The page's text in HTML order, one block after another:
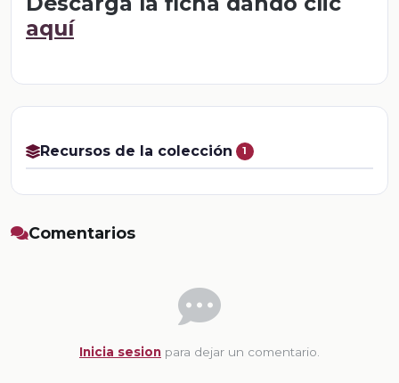
aquí
Recursos de la colección 1
Comentarios
Inicia sesion para dejar un comentario.